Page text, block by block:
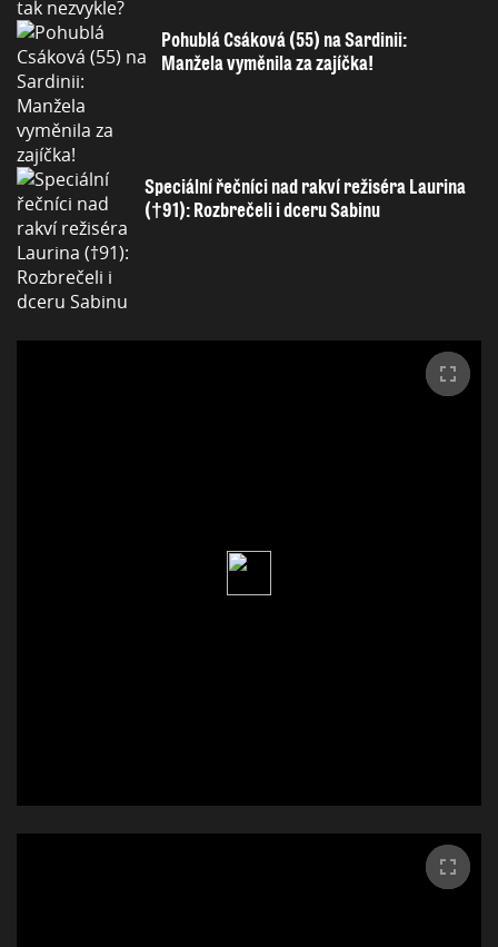
Pohublá Csáková (55) na Sardinii:
Manžela vyměnila za zajíčka!
Speciální řečníci nad rakví režiséra Laurina
(†91): Rozbrečeli i dceru Sabinu